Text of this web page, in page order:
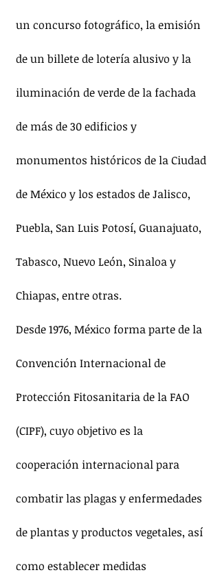
un concurso fotográfico, la emisión
de un billete de lotería alusivo y la
iluminación de verde de la fachada
de más de 30 edificios y
monumentos históricos de la Ciudad
de México y los estados de Jalisco,
Puebla, San Luis Potosí, Guanajuato,
Tabasco, Nuevo León, Sinaloa y
Chiapas, entre otras.
Desde 1976, México forma parte de la
Convención Internacional de
Protección Fitosanitaria de la FAO
(CIPF), cuyo objetivo es la
cooperación internacional para
combatir las plagas y enfermedades
de plantas y productos vegetales, así
como establecer medidas